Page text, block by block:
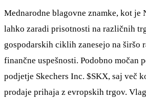
Mednarodne blagovne znamke, kot je
lahko zaradi prisotnosti na različnih
gospodarskih ciklih zanesejo na širšo
finančne uspešnosti. Podobno močan
podjetje Skechers Inc. $SKX, saj več
prodaje prihaja z evropskih trgov.